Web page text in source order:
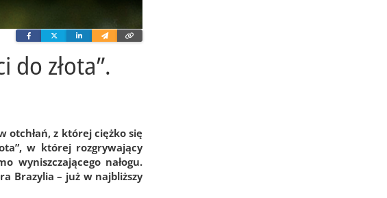
FacebookTwitterLinkedinWyślij
e-
link
do złota”.
otchłań, z której ciężko się
w której rozgrywający
wyniszczającego nałogu.
Brazylia – już w najbliższy